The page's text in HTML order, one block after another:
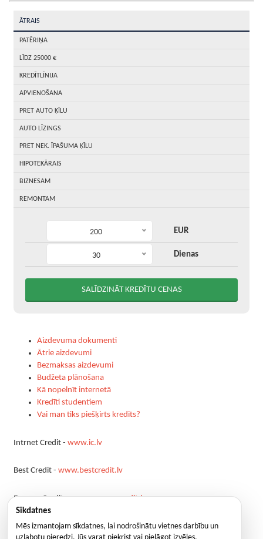
ĀTRAIS
PATĒRIŅA
LĪDZ 25000 €
KREDĪTLĪNIJA
APVIENOŠANA
PRET AUTO ĶĪLU
AUTO LĪZINGS
PRET NEK. ĪPAŠUMA ĶĪLU
HIPOTEKĀRAIS
BIZNESAM
REMONTAM
200 EUR
30
5
15
30
60
90
180
Dienas
Aizdevuma dokumenti
Ātrie aizdevumi
Bezmaksas aizdevumi
Budžeta plānošana
Kā nopelnīt internetā
Kredīti studentiem
Vai man tiks piešķirts kredīts?
Intrnet Credit - www.ic.lv
Best Credit - www.bestcredit.lv
Express Credit -www.expresscredit.lv
Open Credit -www.opencredit.lv
Sīkdatnes
Mēs izmantojam sīkdatnes, lai nodrošinātu vietnes darbību un